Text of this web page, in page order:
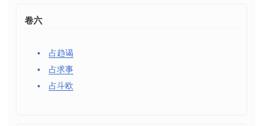
卷六
占趋谒
占求事
占斗欧